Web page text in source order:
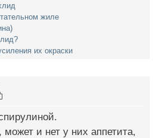
жиле
их окраски
и нет у них аппетита,